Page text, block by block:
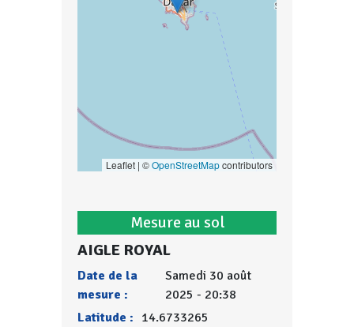
Leaflet | ©OpenStreetMapcontributors
Mesure au sol
AIGLE ROYAL
Date de la
mesure :
Samedi 30 août
2025 - 20:38
Latitude : 14.6733265